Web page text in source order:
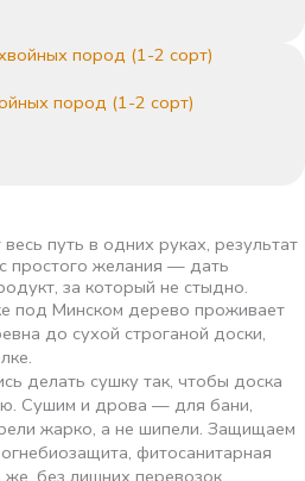
пород (1-2 сорт)
путь в одних руках, результат
простого желания — дать
за который не стыдно.
под Минском дерево проживает
до сухой строганой доски,
делать сушку так, чтобы доска
Сушим и дрова — для бани,
жарко, а не шипели. Защищаем
фитосанитарная
без лишних перевозок.